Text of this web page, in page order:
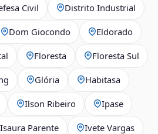
Civil Distrito Industrial
Dom Giocondo Eldorado
Floresta Floresta Sul
Glória Habitasa
Ilson Ribeiro Ipase
Isaura Parente Ivete Vargas